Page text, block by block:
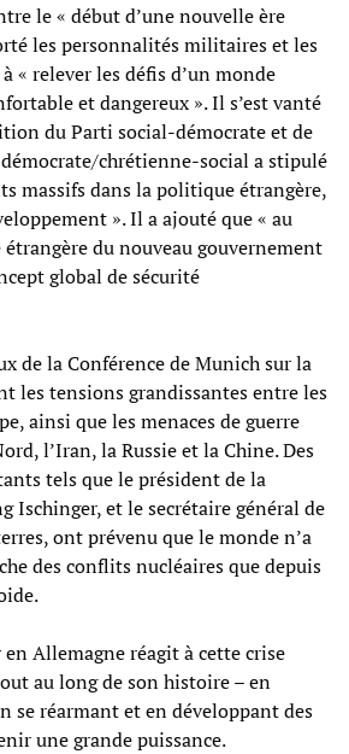
le « début d’une nouvelle ère
les personnalités militaires et les
« relever les défis d’un monde
et dangereux ». Il s’est vanté
du Parti social-démocrate et de
chrétienne-social a stipulé
massifs dans la politique étrangère,
». Il a ajouté que « au
du nouveau gouvernement
global de sécurité
de la Conférence de Munich sur la
les tensions grandissantes entre les
ainsi que les menaces de guerre
l’Iran, la Russie et la Chine. Des
tels que le président de la
Ischinger, et le secrétaire général de
ont prévenu que le monde n’a
des conflits nucléaires que depuis
en Allemagne réagit à cette crise
au long de son histoire – en
se réarmant et en développant des
une grande puissance.